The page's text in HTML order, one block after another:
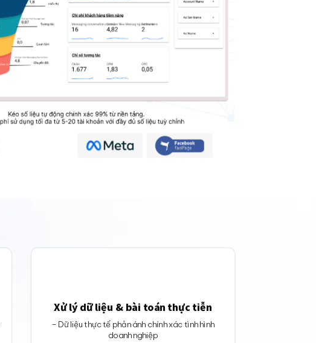
Xử lý dữ liệu & bài toán thực tiễn
– Dữ liệu thực tế phản ánh chính xác tình hình
doanh nghiệp